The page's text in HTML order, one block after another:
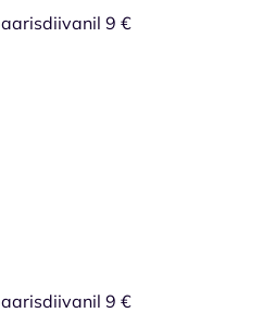
9 €
9 €